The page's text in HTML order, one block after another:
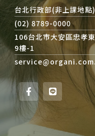
台北行政部(非上課地點)
(02) 8789-0000
106台北市大安區忠孝
9樓-1